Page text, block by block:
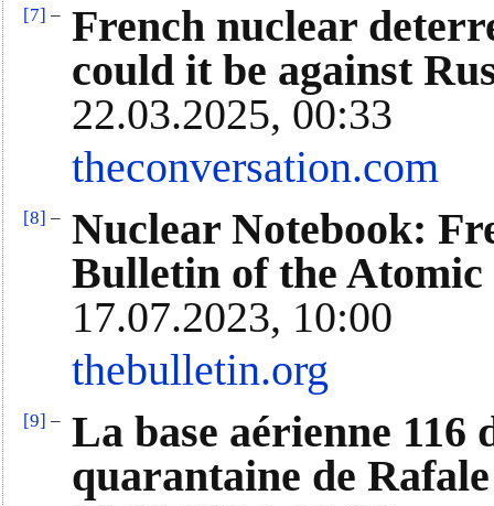
[7] – French nuclear
could it be against
22.03.2025, 00:33
theconversation.com
[8] – Nuclear Notebook:
Bulletin of the Atomic
17.07.2023, 10:00
thebulletin.org
[9] – La base aérienne
quarantaine de